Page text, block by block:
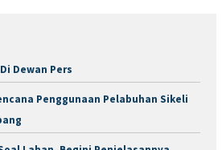
Dewan Pers
Penggunaan Pelabuhan Sikeli